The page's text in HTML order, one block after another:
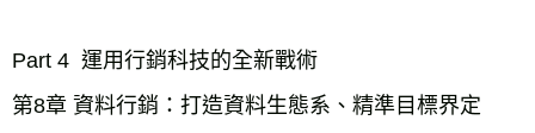
Part 4  運用行銷科技的全新戰術
第8章 資料行銷：打造資料生態系、精準目標界定